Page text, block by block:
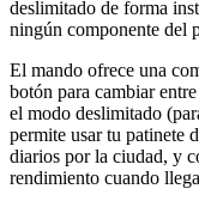
deslimitado de forma
ningún componente del
El mando ofrece una
botón para cambiar
el modo deslimitado
permite usar tu patinete
diarios por la ciudad, y
rendimiento cuando